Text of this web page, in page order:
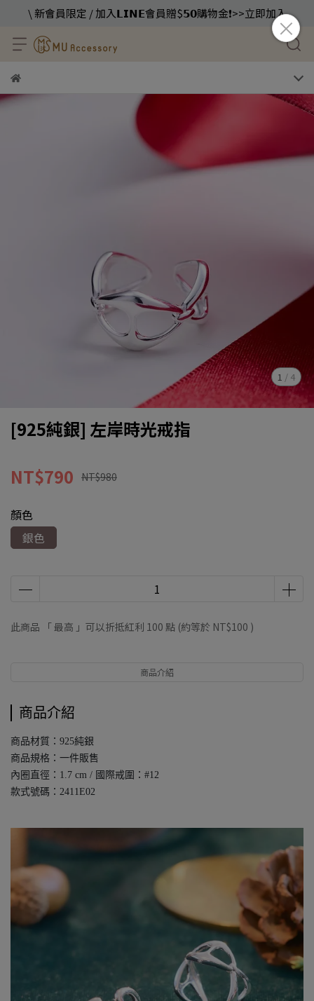
\ 新會員限定 / 加入𝗟𝗜𝗡𝗘會員贈$𝟱𝟬購物金❗️>>立即加入
1 / 4
[925純銀] 左岸時光戒指
NT$790 NT$980
顏色
銀色
此商品 「 最高 」可以折抵紅利 100 點 (約等於 NT$100 )
商品介紹
商品介紹
商品材質：925純銀
商品規格：一件販售
內圈直徑：1.7 cm / 國際戒圍：#12
款式號碼：2411E02